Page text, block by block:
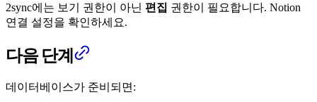
2sync에는 보기 권한이 아닌 편집 권한이 필요합니다. Notion
연결 설정을 확인하세요.
다음 단계
데이터베이스가 준비되면: